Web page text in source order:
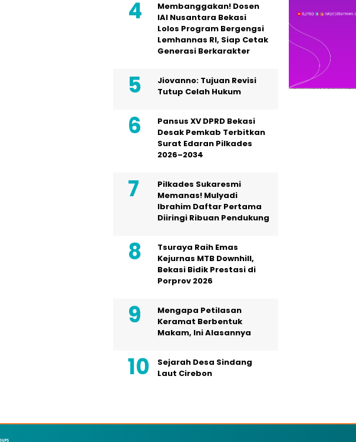
Membanggakan! Dosen
IAI Nusantara Bekasi
Lolos Program Bergengsi
Lemhannas RI, Siap Cetak
Generasi Berkarakter
Jiovanno: Tujuan Revisi
Tutup Celah Hukum
Pansus XV DPRD Bekasi
Desak Pemkab Terbitkan
Surat Edaran Pilkades
2026–2034
Pilkades Sukaresmi
Memanas! Mulyadi
Ibrahim Daftar Pertama
Diiringi Ribuan Pendukung
Tsuraya Raih Emas
Kejurnas MTB Downhill,
Bekasi Bidik Prestasi di
Porprov 2026
Mengapa Petilasan
Keramat Berbentuk
Makam, Ini Alasannya
Sejarah Desa Sindang
Laut Cirebon